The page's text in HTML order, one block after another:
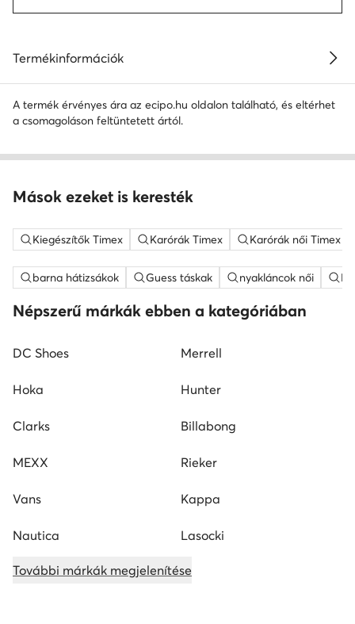
Termékinformációk
A termék érvényes ára az ecipo.hu oldalon található, és eltérhet
a csomagoláson feltüntetett ártól.
Mások ezeket is keresték
Kiegészítők Timex Karórák Timex Karórák női Timex
barna hátizsákok Guess táskak nyakláncok női
Népszerű márkák ebben a kategóriában
DC Shoes Merrell
Hoka Hunter
Clarks Billabong
MEXX Rieker
Vans Kappa
Nautica Lasocki
További márkák megjelenítése